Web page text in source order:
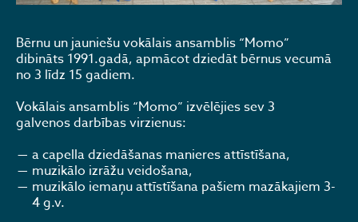
Bērnu un jauniešu vokālais ansamblis “Momo”
dibināts 1991.gadā, apmācot dziedāt bērnus vecumā
no 3 līdz 15 gadiem.
Vokālais ansamblis “Momo” izvēlējies sev 3
galvenos darbības virzienus:
a capella dziedāšanas manieres attīstīšana,
muzikālo izrāžu veidošana,
muzikālo iemaņu attīstīšana pašiem mazākajiem 3-
4 g.v.